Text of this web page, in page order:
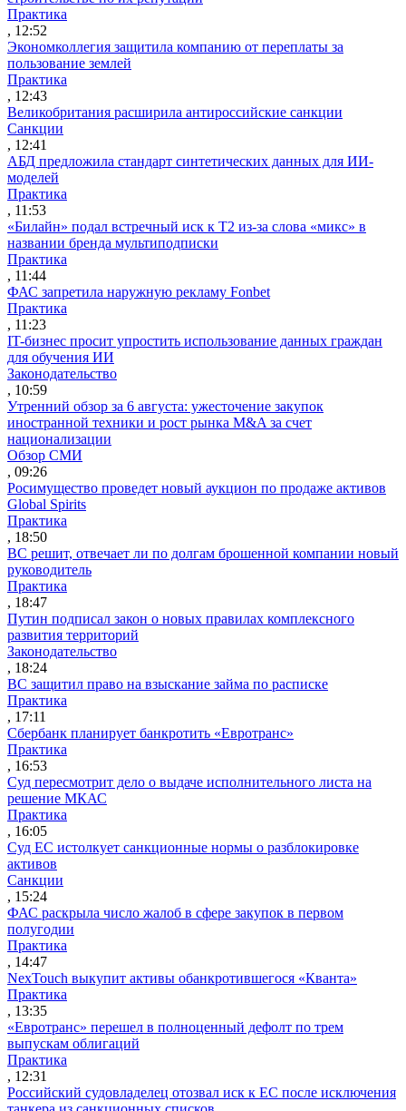
Практика
, 12:52
Экономколлегия защитила компанию от переплаты за
пользование землей
Практика
, 12:43
Великобритания расширила антироссийские санкции
Санкции
, 12:41
АБД предложила стандарт синтетических данных для ИИ-
моделей
Практика
, 11:53
«Билайн» подал встречный иск к Т2 из-за слова «микс» в
названии бренда мультиподписки
Практика
, 11:44
ФАС запретила наружную рекламу Fonbet
Практика
, 11:23
IT-бизнес просит упростить использование данных граждан
для обучения ИИ
Законодательство
, 10:59
Утренний обзор за 6 августа: ужесточение закупок
иностранной техники и рост рынка M&A за счет
национализации
Обзор СМИ
, 09:26
Росимущество проведет новый аукцион по продаже активов
Global Spirits
Практика
, 18:50
ВС решит, отвечает ли по долгам брошенной компании новый
руководитель
Практика
, 18:47
Путин подписал закон о новых правилах комплексного
развития территорий
Законодательство
, 18:24
ВС защитил право на взыскание займа по расписке
Практика
, 17:11
Сбербанк планирует банкротить «Евротранс»
Практика
, 16:53
Суд пересмотрит дело о выдаче исполнительного листа на
решение МКАС
Практика
, 16:05
Суд ЕС истолкует санкционные нормы о разблокировке
активов
Санкции
, 15:24
ФАС раскрыла число жалоб в сфере закупок в первом
полугодии
Практика
, 14:47
NexTouch выкупит активы обанкротившегося «Кванта»
Практика
, 13:35
«Евротранс» перешел в полноценный дефолт по трем
выпускам облигаций
Практика
, 12:31
Российский судовладелец отозвал иск к ЕС после исключения